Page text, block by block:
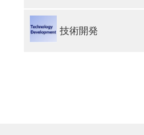
技術開発